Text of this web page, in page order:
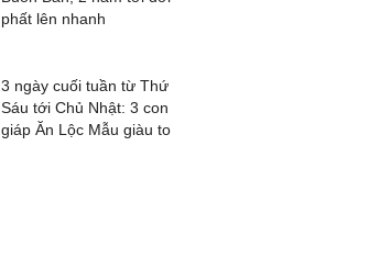
phất lên nhanh
3 ngày cuối tuần từ Thứ
Sáu tới Chủ Nhật: 3 con
giáp Ăn Lộc Mẫu giàu to